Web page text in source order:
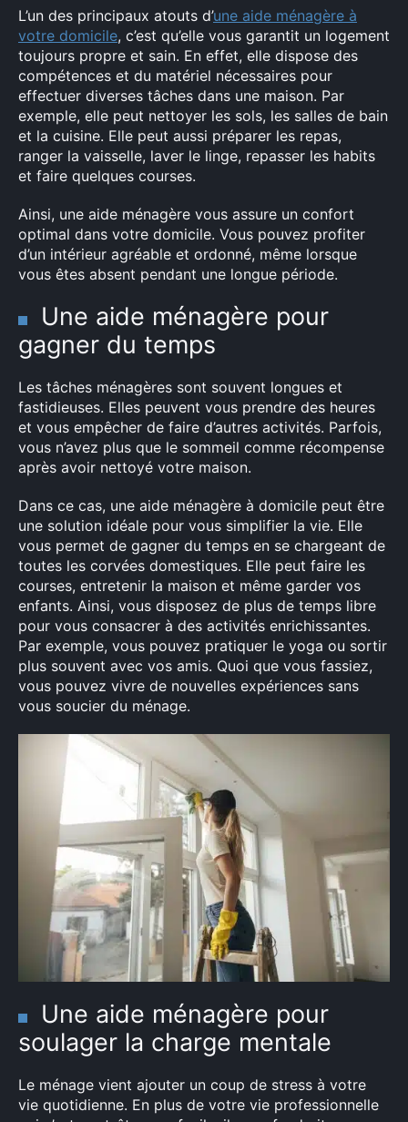
L’un des principaux atouts d’une aide ménagère à
votre domicile, c’est qu’elle vous garantit un logement
toujours propre et sain. En effet, elle dispose des
compétences et du matériel nécessaires pour
effectuer diverses tâches dans une maison. Par
exemple, elle peut nettoyer les sols, les salles de bain
et la cuisine. Elle peut aussi préparer les repas,
ranger la vaisselle, laver le linge, repasser les habits
et faire quelques courses.
Ainsi, une aide ménagère vous assure un confort
optimal dans votre domicile. Vous pouvez profiter
d’un intérieur agréable et ordonné, même lorsque
vous êtes absent pendant une longue période.
Une aide ménagère pour
gagner du temps
Les tâches ménagères sont souvent longues et
fastidieuses. Elles peuvent vous prendre des heures
et vous empêcher de faire d’autres activités. Parfois,
vous n’avez plus que le sommeil comme récompense
après avoir nettoyé votre maison.
Dans ce cas, une aide ménagère à domicile peut être
une solution idéale pour vous simplifier la vie. Elle
vous permet de gagner du temps en se chargeant de
toutes les corvées domestiques. Elle peut faire les
courses, entretenir la maison et même garder vos
enfants. Ainsi, vous disposez de plus de temps libre
pour vous consacrer à des activités enrichissantes.
Par exemple, vous pouvez pratiquer le yoga ou sortir
plus souvent avec vos amis. Quoi que vous fassiez,
vous pouvez vivre de nouvelles expériences sans
vous soucier du ménage.
Une aide ménagère pour
soulager la charge mentale
Le ménage vient ajouter un coup de stress à votre
vie quotidienne. En plus de votre vie professionnelle